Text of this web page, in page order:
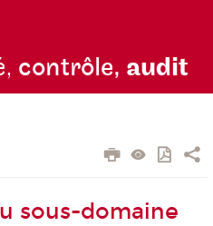
contrôle, audit
sous-domaine